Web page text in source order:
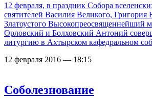
12 февраля, в праздник Собора
святителей Василия Великого, Григория
Златоустого Высокопреосвященнейший
Орловский и Болховский Антоний
литургию в Ахтырском кафедральном
12 февраля 2016 — 18:15
Соболезнование